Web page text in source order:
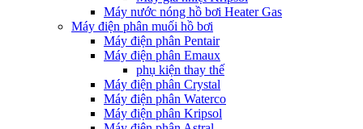
Máy nước nóng hồ bơi Heater Gas
Máy điện phân muối hồ bơi
Máy điện phân Pentair
Máy điện phân Emaux
phụ kiện thay thế
Máy điện phân Crystal
Máy điện phân Waterco
Máy điện phân Kripsol